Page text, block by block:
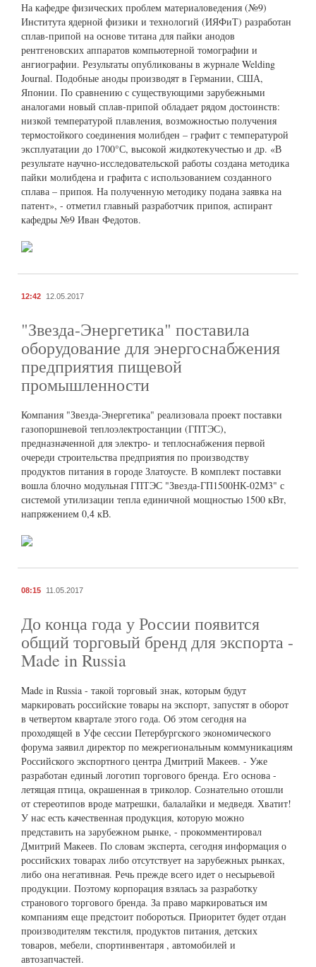
На кафедре физических проблем материаловедения (№9)
Института ядерной физики и технологий (ИЯФиТ) разработан
сплав-припой на основе титана для пайки анодов
рентгеновских аппаратов компьютерной томографии и
ангиографии. Результаты опубликованы в журнале Welding
Journal. Подобные аноды производят в Германии, США,
Японии. По сравнению с существующими зарубежными
аналогами новый сплав-припой обладает рядом достоинств:
низкой температурой плавления, возможностью получения
термостойкого соединения молибден – графит с температурой
эксплуатации до 1700°С, высокой жидкотекучестью и др. «В
результате научно-исследовательской работы создана методика
пайки молибдена и графита с использованием созданного
сплава – припоя. На полученную методику подана заявка на
патент», - отметил главный разработчик припоя, аспирант
кафедры №9 Иван Федотов.
12:42 12.05.2017
"Звезда-Энергетика" поставила
оборудование для энергоснабжения
предприятия пищевой
промышленности
Компания "Звезда-Энергетика" реализовала проект поставки
газопоршневой теплоэлектростанции (ГПТЭС),
предназначенной для электро- и теплоснабжения первой
очереди строительства предприятия по производству
продуктов питания в городе Златоусте. В комплект поставки
вошла блочно модульная ГПТЭС "Звезда-ГП1500НК-02М3" с
системой утилизации тепла единичной мощностью 1500 кВт,
напряжением 0,4 кВ.
08:15 11.05.2017
До конца года у России появится
общий торговый бренд для экспорта -
Made in Russia
Made in Russia - такой торговый знак, которым будут
маркировать российские товары на экспорт, запустят в оборот
в четвертом квартале этого года. Об этом сегодня на
проходящей в Уфе сессии Петербургского экономического
форума заявил директор по межрегиональным коммуникациям
Российского экспортного центра Дмитрий Макеев. - Уже
разработан единый логотип торгового бренда. Его основа -
летящая птица, окрашенная в триколор. Сознательно отошли
от стереотипов вроде матрешки, балалайки и медведя. Хватит!
У нас есть качественная продукция, которую можно
представить на зарубежном рынке, - прокомментировал
Дмитрий Макеев. По словам эксперта, сегодня информация о
российских товарах либо отсутствует на зарубежных рынках,
либо она негативная. Речь прежде всего идет о несырьевой
продукции. Поэтому корпорация взялась за разработку
странового торгового бренда. За право маркироваться им
компаниям еще предстоит побороться. Приоритет будет отдан
производителям текстиля, продуктов питания, детских
товаров, мебели, спортинвентаря , автомобилей и
автозапчастей.